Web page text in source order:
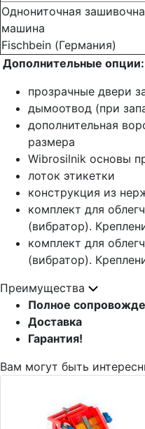
Однониточная
машина
Fischbein (Германия)
Дополнительные опции:
прозрачные двери
дымоотвод (при
дополнительная
размера
Wibrosilnik основы
лоток этикетки
конструкция из
комплект для
(вибратор).
комплект для
(вибратор).
Преимущества
Полное
Доставка
Гарантия!
Вам могут быть